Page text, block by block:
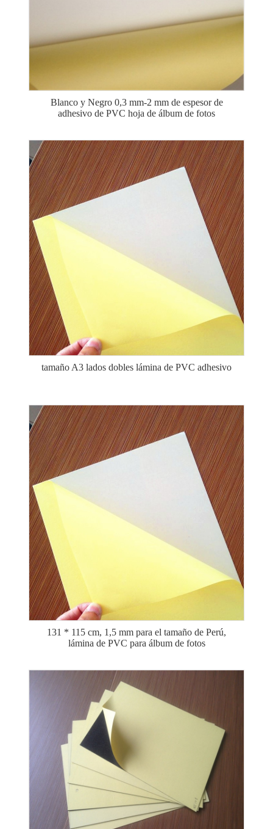
Blanco y Negro 0,3 mm-2 mm de espesor de
adhesivo de PVC hoja de álbum de fotos
tamaño A3 lados dobles lámina de PVC adhesivo
131 * 115 cm, 1,5 mm para el tamaño de Perú,
lámina de PVC para álbum de fotos